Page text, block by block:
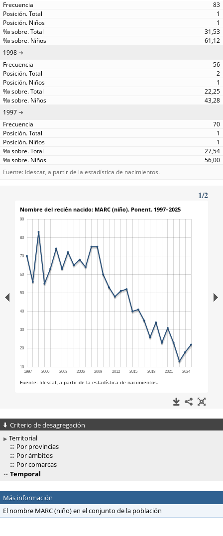
83
1
1
31,53
61,12
1998
56
2
1
22,25
43,28
1997
70
1
1
27,54
56,00
Fuente: Idescat, a partir de la estadística de nacimientos.
Criterio de desagregación
Territorial
Por provincias
Por ámbitos
Por comarcas
Temporal
Más información
El nombre MARC (niño) en el conjunto de la población